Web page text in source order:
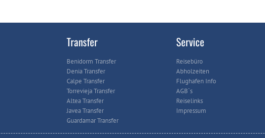
Transfer
Benidorm Transfer
Denia Transfer
Calpe Transfer
Torrevieja Transfer
Altea Transfer
Javea Transfer
Guardamar Transfer
Service
Reisebüro
Abholzeiten
Flughafen Info
AGB`s
Reiselinks
Impressum